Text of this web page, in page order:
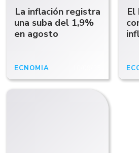
La inflación registra
una suba del 1,9%
en agosto
ECNOMÍA
El